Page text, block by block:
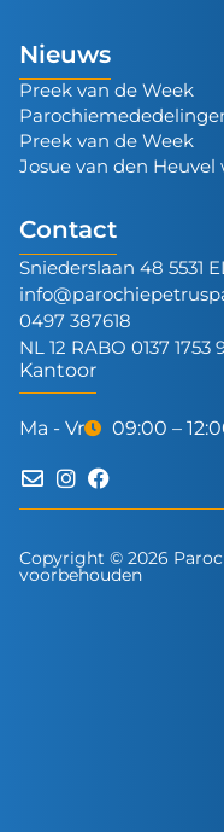
Nieuws
Preek van de Week
Preek van de Week
Josue van den
Contact
Sniederslaan 48 5531
0497 387618
NL 12 RABO 0137 1753
Kantoor
Ma - Vr 09:00 –
Copyright © 2026
voorbehouden